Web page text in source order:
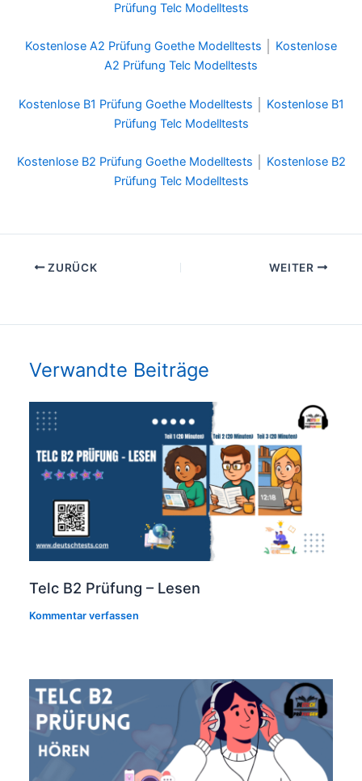
Prüfung Telc Modelltests
Kostenlose A2 Prüfung Goethe Modelltests
Kostenlose
A2 Prüfung Telc Modelltests
Kostenlose B1 Prüfung Goethe Modelltests
Kostenlose B1
Prüfung Telc Modelltests
Kostenlose B2 Prüfung Goethe Modelltests
Kostenlose B2
Prüfung Telc Modelltests
ZURÜCK WEITER
Verwandte Beiträge
Telc B2 Prüfung – Lesen
Kommentar verfassen